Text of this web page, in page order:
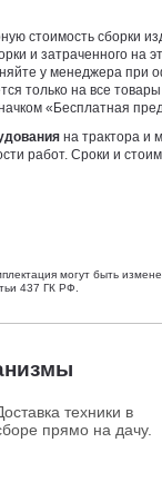
стоимость сборки
и затраченного на
у менеджера при
только на все
«Бесплатная
на трактора и
работ. Сроки и
могут быть
437 ГК РФ.
техники в
прямо на дачу.